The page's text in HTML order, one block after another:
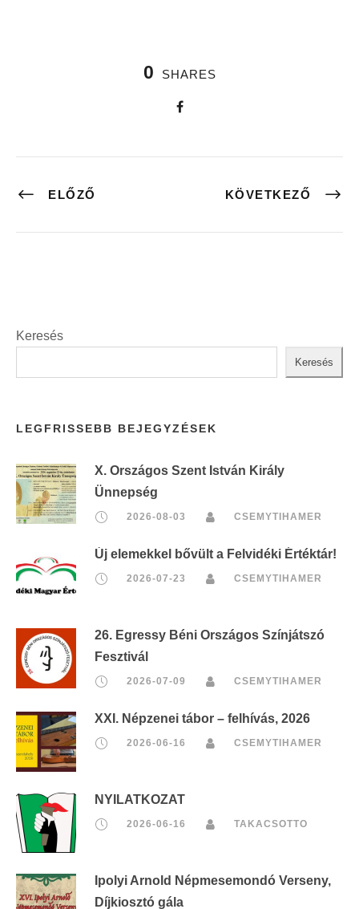
0 SHARES
ELŐZŐ KÖVETKEZŐ
Keresés
Keresés
LEGFRISSEBB BEJEGYZÉSEK
X. Országos Szent István Király
Ünnepség
2026-08-03 CSEMYTIHAMER
Új elemekkel bővült a Felvidéki Értéktár!
2026-07-23 CSEMYTIHAMER
26. Egressy Béni Országos Színjátszó
Fesztivál
2026-07-09 CSEMYTIHAMER
XXI. Népzenei tábor – felhívás, 2026
2026-06-16 CSEMYTIHAMER
NYILATKOZAT
2026-06-16 TAKACSOTTO
Ipolyi Arnold Népmesemondó Verseny,
Díjkiosztó gála